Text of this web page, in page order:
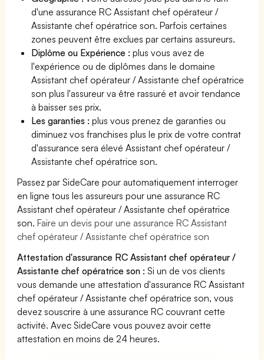
d'une assurance RC Assistant chef opérateur /
Assistante chef opératrice son. Parfois certaines
zones peuvent être exclues par certains assureurs.
Diplôme ou Expérience :plus vous avez de
l'expérience ou de diplômes dans le domaine
Assistant chef opérateur / Assistante chef opératrice
son plus l'assureur va être rassuré et avoir tendance
à baisser ses prix.
Les garanties :plus vous prenez de garanties ou
diminuez vos franchises plus le prix de votre contrat
d'assurance sera élevé Assistant chef opérateur /
Assistante chef opératrice son.
Passez par SideCare pour automatiquement interroger
en ligne tous les assureurs pour une assurance RC
Assistant chef opérateur / Assistante chef opératrice
son.Faire un devis pour une assurance RC Assistant
chef opérateur / Assistante chef opératrice son
Attestation d'assurance RC Assistant chef opérateur /
Assistante chef opératrice son : Si un de vos clients
vous demande une attestation d'assurance RC Assistant
chef opérateur / Assistante chef opératrice son, vous
devez souscrire à une assurance RC couvrant cette
activité. Avec SideCare vous pouvez avoir cette
attestation en moins de 24 heures.